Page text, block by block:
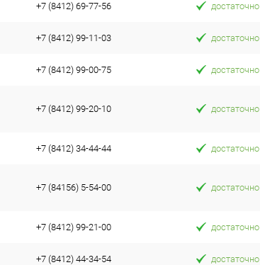
+7 (8412) 69-77-56 достаточно
+7 (8412) 99-11-03 достаточно
+7 (8412) 99-00-75 достаточно
+7 (8412) 99-20-10 достаточно
+7 (8412) 34-44-44 достаточно
+7 (84156) 5-54-00 достаточно
+7 (8412) 99-21-00 достаточно
+7 (8412) 44-34-54 достаточно